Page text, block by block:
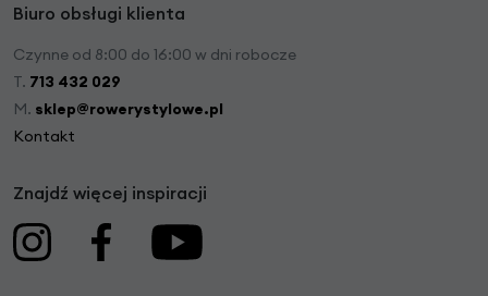
Biuro obsługi klienta
Czynne od 8:00 do 16:00 w dni robocze
T. 713 432 029
M. sklep@rowerystylowe.pl
Kontakt
Znajdź więcej inspiracji